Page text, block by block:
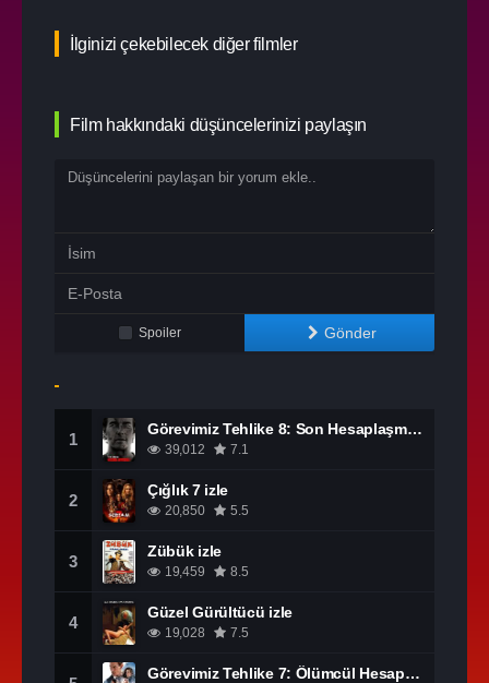
İlginizi çekebilecek diğer filmler
Film hakkındaki düşüncelerinizi paylaşın
Spoiler Gönder
1
Görevimiz Tehlike 8: Son Hesaplaşma izle
39,012 7.1
2
Çığlık 7 izle
20,850 5.5
3
Zübük izle
19,459 8.5
4
Güzel Gürültücü izle
19,028 7.5
Görevimiz Tehlike 7: Ölümcül Hesaplaşma Bölüm 1 izle